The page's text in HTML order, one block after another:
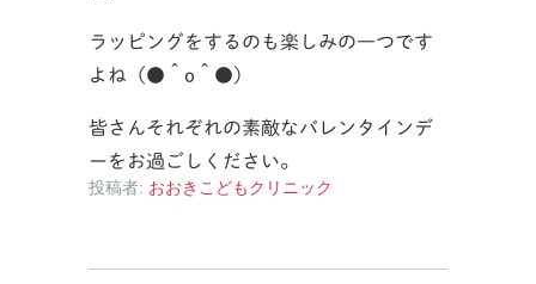
ラッピングをするのも楽しみの一つです
よね（●＾o＾●）
皆さんそれぞれの素敵なバレンタインデ
ーをお過ごしください。
投稿者: おおきこどもクリニック